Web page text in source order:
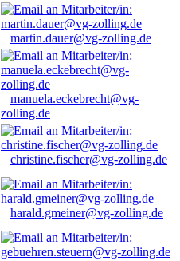
martin.dauer@vg-zolling.de
manuela.eckebrecht@vg-
zolling.de
christine.fischer@vg-zolling.de
harald.gmeiner@vg-zolling.de